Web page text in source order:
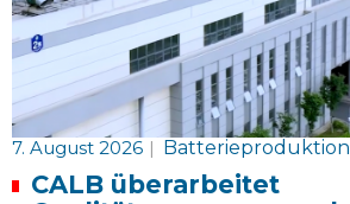
7. August 2026 | Batterieproduktion
CALB überarbeitet